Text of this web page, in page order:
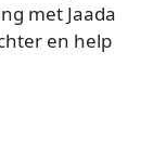
met Jaada
en help